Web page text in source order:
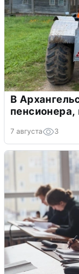
В
пенсионера,
7 августа 3